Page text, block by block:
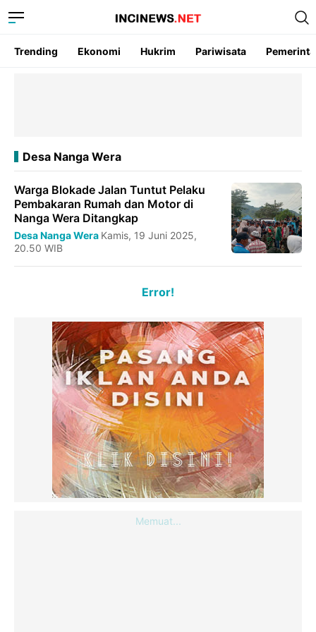
Trending Ekonomi Hukrim Pariwisata
Desa Nanga Wera
Warga Blokade Jalan Tuntut Pelaku
Pembakaran Rumah dan Motor di
Nanga Wera Ditangkap
Desa Nanga Wera Kamis, 19 Juni 2025,
20.50 WIB
Error!
Memuat...